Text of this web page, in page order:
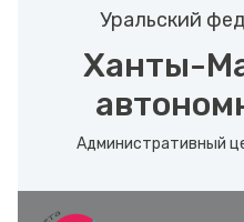
Уральский
Ханты-
Административный